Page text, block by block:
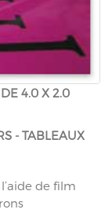
4.0 X 2.0
- TABLEAUX
de film